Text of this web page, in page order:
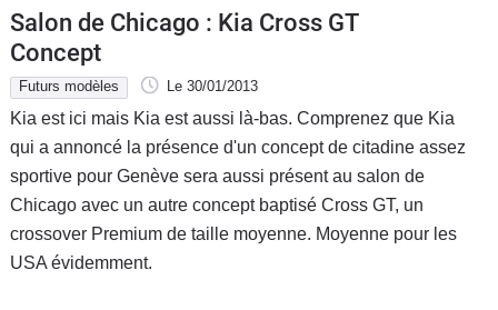
Salon de Chicago : Kia Cross GT
Concept
Futurs modèles Le 30/01/2013
Kia est ici mais Kia est aussi là-bas. Comprenez que Kia
qui a annoncé la présence d'un concept de citadine assez
sportive pour Genève sera aussi présent au salon de
Chicago avec un autre concept baptisé Cross GT, un
crossover Premium de taille moyenne. Moyenne pour les
USA évidemment.